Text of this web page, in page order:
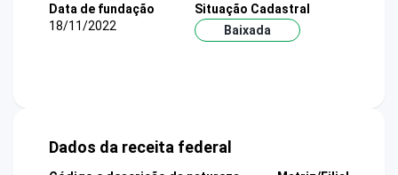
Data de fundação
18/11/2022
Situação Cadastral
Baixada
Dados da receita federal